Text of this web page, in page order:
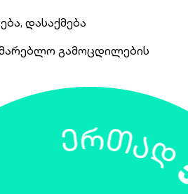
დასაქმება
გამოცდილების